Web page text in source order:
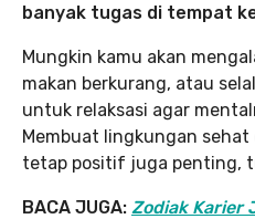
banyak tugas di tempat
Mungkin kamu akan
makan berkurang, atau
untuk relaksasi agar
Membuat lingkungan sehat
tetap positif juga penting,
BACA JUGA: Zodiak Karier